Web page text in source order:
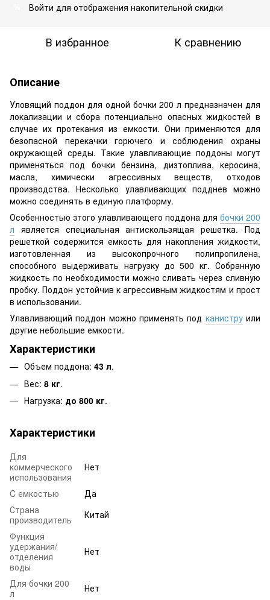
Войти для отображения накопительной скидки
В избранное К сравнению
Описание
Уловящий поддон для одной бочки 200 л предназначен для
локализации и сбора потенциально опасных жидкостей в
случае их протекания из емкости. Они применяются для
безопасной перекачки горючего и соблюдения охраны
окружающей среды. Такие улавливающие поддоны могут
применяться под бочки бензина, дизтоплива, керосина,
масла, химически агрессивных веществ, отходов
производства. Несколько улавливающих подднев можно
можно соединять в единую платформу.
Особенностью этого улавливающего поддона для бочки 200
л является специальная антискользящая решетка. Под
решеткой содержится емкость для накопления жидкости,
изготовленная из высокопрочного полипропилена,
способного выдерживать нагрузку до 500 кг. Собранную
жидкость по необходимости можно сливать через сливную
пробку. Поддон устойчив к агрессивным жидкостям и прост
в использовании.
Улавливающий поддон можно применять под каниструили
другие небольшие емкости.
Характеристики
Объем поддона: 43 л.
Вес: 8 кг.
Нагрузка: до 800 кг.
Характеристики
Для
коммерческого
использования
Нет
C емкостью
Да
Страна
производитель
Китай
Функция
удержания/
отделения
воды
Нет
Для бочки 200
л
Нет